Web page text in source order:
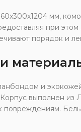
мм,
при этом
порядок и
и
выполнен из
повреждениям.